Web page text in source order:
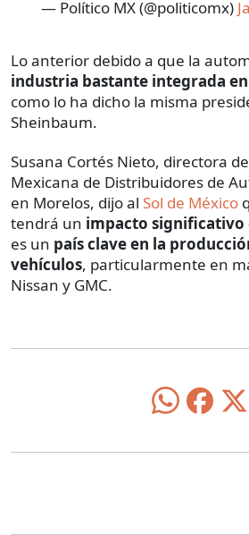
— Político MX (@politicomx)
Lo anterior debido a que la
industria bastante integrada
como lo ha dicho la misma
Sheinbaum.
Susana Cortés Nieto, directora
Mexicana de Distribuidores de
en Morelos, dijo al Sol de México
tendrá un impacto significativo
es un país clave en la
vehículos, particularmente en
Nissan y GMC.